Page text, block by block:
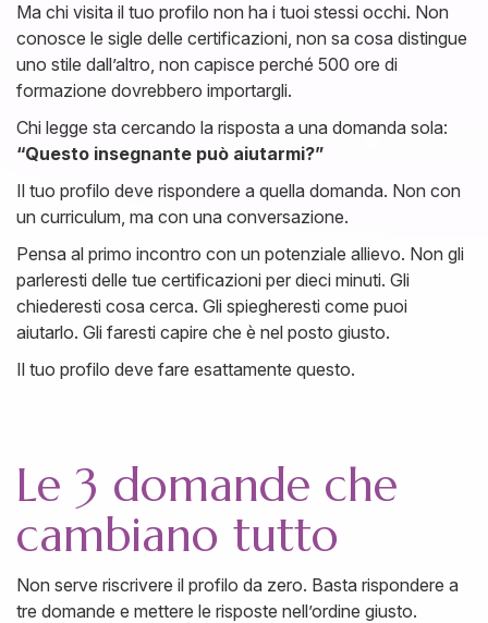
Ma chi visita il tuo profilo non ha i tuoi stessi occhi. Non
conosce le sigle delle certificazioni, non sa cosa distingue
uno stile dall’altro, non capisce perché 500 ore di
formazione dovrebbero importargli.
Chi legge sta cercando la risposta a una domanda sola:
“Questo insegnante può aiutarmi?”
Il tuo profilo deve rispondere a quella domanda. Non con
un curriculum, ma con una conversazione.
Pensa al primo incontro con un potenziale allievo. Non gli
parleresti delle tue certificazioni per dieci minuti. Gli
chiederesti cosa cerca. Gli spiegheresti come puoi
aiutarlo. Gli faresti capire che è nel posto giusto.
Il tuo profilo deve fare esattamente questo.
Le 3 domande che
cambiano tutto
Non serve riscrivere il profilo da zero. Basta rispondere a
tre domande e mettere le risposte nell’ordine giusto.